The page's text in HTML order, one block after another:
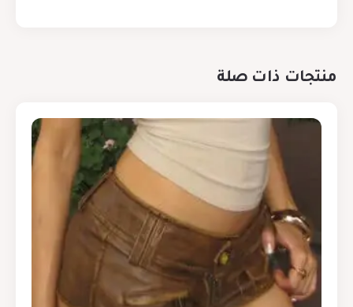
منتجات ذات صلة